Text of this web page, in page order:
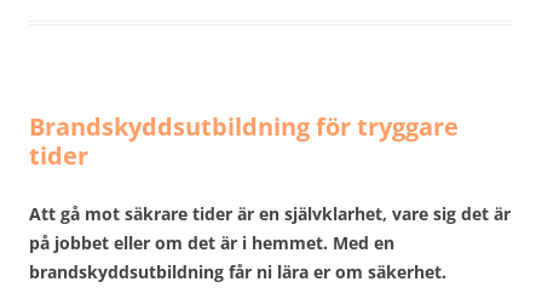
Brandskyddsutbildning för tryggare
tider
Att gå mot säkrare tider är en självklarhet, vare sig det är
på jobbet eller om det är i hemmet. Med en
brandskyddsutbildning får ni lära er om säkerhet.